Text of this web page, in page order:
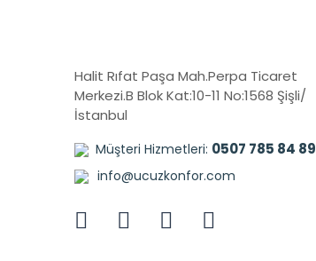
Halit Rıfat Paşa Mah.Perpa Ticaret
Merkezi.B Blok Kat:10-11 No:1568 Şişli/
İstanbul
Müşteri Hizmetleri: 0507 785 84 89
info@ucuzkonfor.com